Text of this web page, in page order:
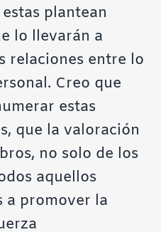
plantean
lo llevarán a
relaciones entre lo
Creo que
estas
que la valoración
no solo de los
aquellos
a promover la